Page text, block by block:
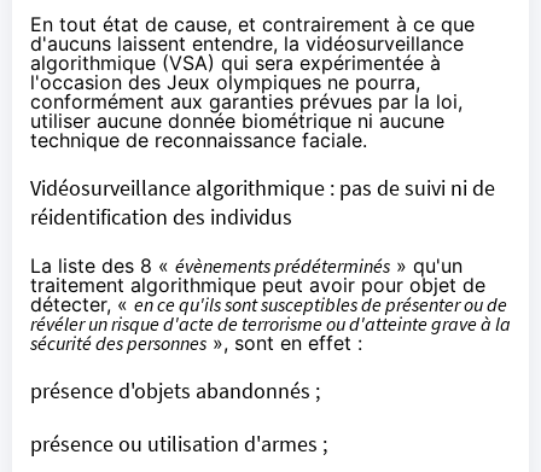
En tout état de cause, et contrairement à ce que
d'aucuns laissent entendre, la vidéosurveillance
algorithmique (VSA) qui sera expérimentée à
l'occasion des Jeux olympiquesne pourra,
conformément aux garanties prévues par la loi,
utiliser aucune donnée biométrique ni aucune
technique de reconnaissance faciale.
Vidéosurveillance algorithmique : pas de suivi ni de
réidentification des individus
La liste des 8 « évènements prédéterminés » qu'un
traitement algorithmique peut avoir pour objet de
détecter, « en ce qu'ils sont susceptibles de présenter ou de
révéler un risque d'acte de terrorisme ou d'atteinte grave à la
sécurité des personnes », sont en effet :
présence d'objets abandonnés ;
présence ou utilisation d'armes ;